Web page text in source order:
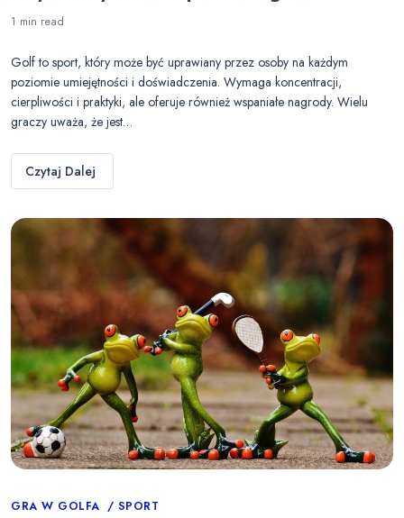
1 min read
Golf to sport, który może być uprawiany przez osoby na każdym
poziomie umiejętności i doświadczenia. Wymaga koncentracji,
cierpliwości i praktyki, ale oferuje również wspaniałe nagrody. Wielu
graczy uważa, że jest…
Czytaj Dalej
Categories
GRA W GOLFA SPORT